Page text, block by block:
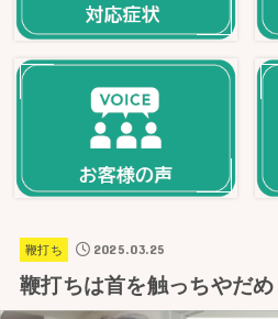
鞭打ち 2025.03.25
鞭打ちは首を触っちやだめ